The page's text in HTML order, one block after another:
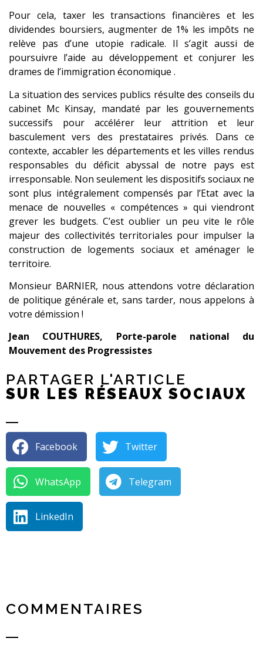
Pour cela, taxer les transactions financières et les
dividendes boursiers, augmenter de 1% les impôts ne
relève pas d’une utopie radicale. Il s’agit aussi de
poursuivre l’aide au développement et conjurer les
drames de l’immigration économique .
La situation des services publics résulte des conseils du
cabinet Mc Kinsay, mandaté par les gouvernements
successifs pour accélérer leur attrition et leur
basculement vers des prestataires privés. Dans ce
contexte, accabler les départements et les villes rendus
responsables du déficit abyssal de notre pays est
irresponsable. Non seulement les dispositifs sociaux ne
sont plus intégralement compensés par l’Etat avec la
menace de nouvelles « compétences » qui viendront
grever les budgets. C’est oublier un peu vite le rôle
majeur des collectivités territoriales pour impulser la
construction de logements sociaux et aménager le
territoire.
Monsieur BARNIER, nous attendons votre déclaration
de politique générale et, sans tarder, nous appelons à
votre démission !
Jean COUTHURES, Porte-parole national du
Mouvement des Progressistes
PARTAGER L'ARTICLE
SUR LES RÉSEAUX SOCIAUX
Facebook Twitter
WhatsApp Telegram
LinkedIn
COMMENTAIRES